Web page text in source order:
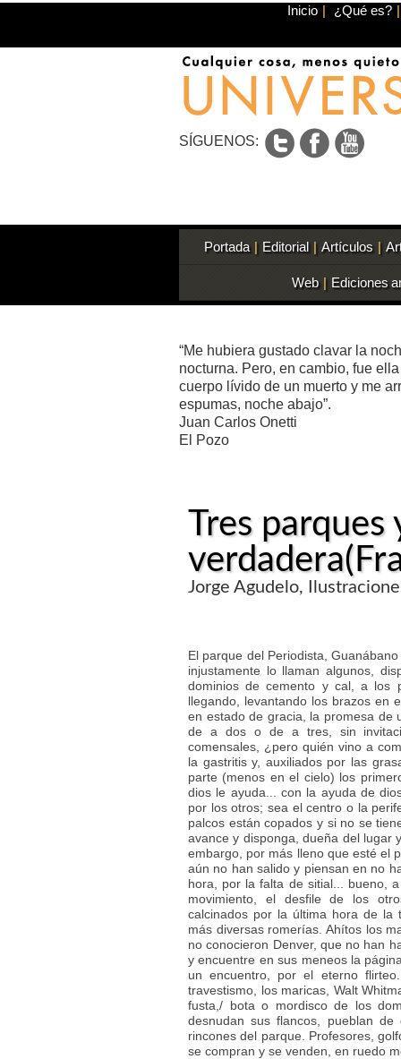
Inicio | ¿Qué es? |
SÍGUENOS:
Portada | Editorial | Artículos |
Web | Ediciones
“Me hubiera gustado clavar la
nocturna. Pero, en cambio, fue
cuerpo lívido de un muerto y me
espumas, noche abajo”.
Juan Carlos Onetti
El Pozo
Tres parques
Jorge Agudelo,
El parque del Periodista,
injustamente lo llaman algunos,
dominios de cemento y cal, a los
llegando, levantando los brazos en
en estado de gracia, la promesa de
de a dos o de a tres, sin
comensales, ¿pero quién vino a
la gastritis y, auxiliados por las
parte (menos en el cielo) los
dios le ayuda... con la ayuda de
por los otros; sea el centro o la
palcos están copados y si no se
avance y disponga, dueña del lugar
embargo, por más lleno que esté el
aún no han salido y piensan en no
hora, por la falta de sitial... bueno,
movimiento, el desfile de los
calcinados por la última hora de la
más diversas romerías. Ahítos los
no conocieron Denver, que no han
y encuentre en sus meneos la
un encuentro, por el eterno
travestismo, los maricas, Walt
fusta,/ bota o mordisco de los
desnudan sus flancos, pueblan
rincones del parque. Profesores,
se compran y se venden, en ruedo